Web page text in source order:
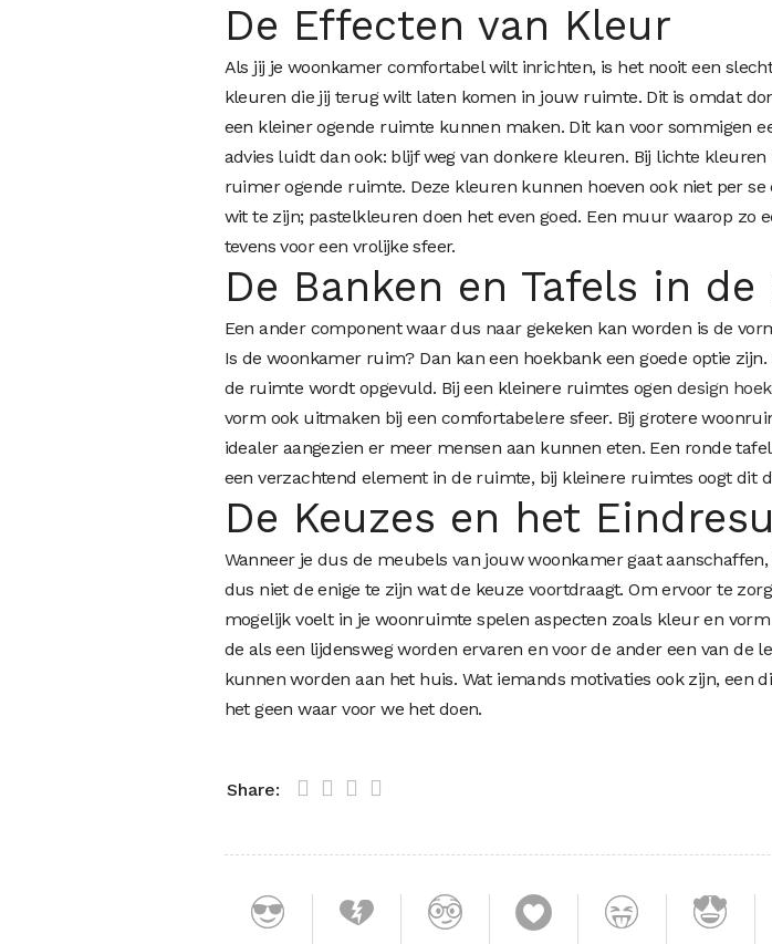
De Effecten van Kleur
Als jij je woonkamer comfortabel wilt inrichten, is het nooit een
kleuren die jij terug wilt laten komen in jouw ruimte. Dit is omdat
een kleiner ogende ruimte kunnen maken. Dit kan voor sommigen
advies luidt dan ook: blijf weg van donkere kleuren. Bij lichte
ruimer ogende ruimte. Deze kleuren kunnen hoeven ook niet per se
wit te zijn; pastelkleuren doen het even goed. Een muur waarop zo
tevens voor een vrolijke sfeer.
De Banken en Tafels in de
Een ander component waar dus naar gekeken kan worden is de
Is de woonkamer ruim? Dan kan een hoekbank een goede optie
de ruimte wordt opgevuld. Bij een kleinere ruimtes ogen design
vorm ook uitmaken bij een comfortabelere sfeer. Bij grotere
idealer aangezien er meer mensen aan kunnen eten. Een ronde
een verzachtend element in de ruimte, bij kleinere ruimtes oogt dit
De Keuzes en het
Wanneer je dus de meubels van jouw woonkamer gaat
dus niet de enige te zijn wat de keuze voortdraagt. Om ervoor te
mogelijk voelt in je woonruimte spelen aspecten zoals kleur en
de als een lijdensweg worden ervaren en voor de ander een van de
kunnen worden aan het huis. Wat iemands motivaties ook zijn, een
het geen waar voor we het doen.
Share: